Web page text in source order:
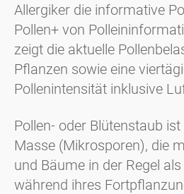
Allergiker die informative
Pollen+ von
zeigt die aktuelle
Pflanzen sowie eine
Pollenintensität inklusive
Pollen- oder Blütenstaub
Masse (Mikrosporen), die
und Bäume in der Regel
während ihres